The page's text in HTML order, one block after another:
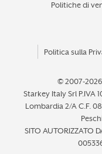
Politiche di
Politica sulla
© 2007-
Starkey Italy Srl P.IVA
Lombardia 2/A C.F.
SITO AUTORIZZATO